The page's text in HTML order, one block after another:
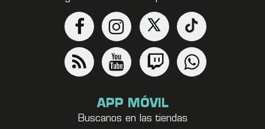
APP MÓVIL
Buscanos en las tiendas